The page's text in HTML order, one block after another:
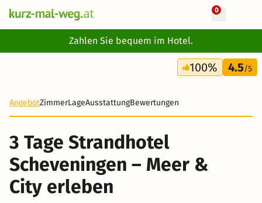
0
Zahlen Sie bequem im Hotel.
3 Tage
195 €
100% 4.5/5
AngebotZimmerLageAusstattungBewertungen
3 Tage Strandhotel
Scheveningen – Meer &
City erleben